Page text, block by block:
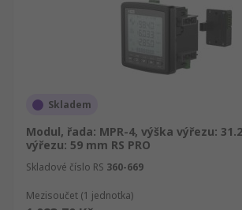
Skladem
Modul, řada: MPR-4, výška výřezu:
výřezu: 59 mm RS PRO
Skladové číslo RS 360-669
Mezisoučet (1 jednotka)